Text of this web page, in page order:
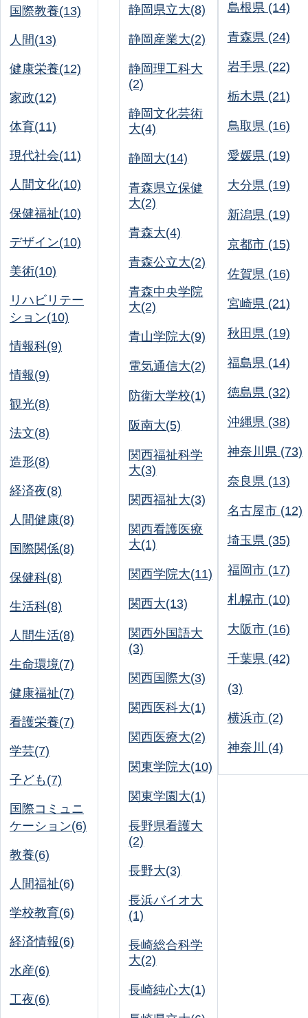
国際教養(13)
人間(13)
健康栄養(12)
家政(12)
体育(11)
現代社会(11)
人間文化(10)
保健福祉(10)
デザイン(10)
美術(10)
リハビリテー
ション(10)
情報科(9)
情報(9)
観光(8)
法文(8)
造形(8)
経済夜(8)
人間健康(8)
国際関係(8)
保健科(8)
生活科(8)
人間生活(8)
生命環境(7)
健康福祉(7)
看護栄養(7)
学芸(7)
子ども(7)
国際コミュニ
ケーション(6)
教養(6)
人間福祉(6)
学校教育(6)
経済情報(6)
水産(6)
工夜(6)
静岡県立大(8)
静岡産業大(2)
静岡理工科大
(2)
静岡文化芸術
大(4)
静岡大(14)
青森県立保健
大(2)
青森大(4)
青森公立大(2)
青森中央学院
大(2)
青山学院大(9)
電気通信大(2)
防衛大学校(1)
阪南大(5)
関西福祉科学
大(3)
関西福祉大(3)
関西看護医療
大(1)
関西学院大(11)
関西大(13)
関西外国語大
(3)
関西国際大(3)
関西医科大(1)
関西医療大(2)
関東学院大(10)
関東学園大(1)
長野県看護大
(2)
長野大(3)
長浜バイオ大
(1)
長崎総合科学
大(2)
長崎純心大(1)
島根県 (14)
青森県 (24)
岩手県 (22)
栃木県 (21)
鳥取県 (16)
愛媛県 (19)
大分県 (19)
新潟県 (19)
京都市 (15)
佐賀県 (16)
宮崎県 (21)
秋田県 (19)
福島県 (14)
徳島県 (32)
沖縄県 (38)
神奈川県 (73)
奈良県 (13)
名古屋市 (12)
埼玉県 (35)
福岡市 (17)
札幌市 (10)
大阪市 (16)
千葉県 (42)
(3)
横浜市 (2)
神奈川 (4)